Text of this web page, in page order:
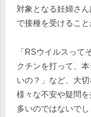
対象となる妊婦さ
で接種を受けること
「RSウイルスって
クチンを打って、
いの？」など、大
様々な不安や疑問
多いのではないでし